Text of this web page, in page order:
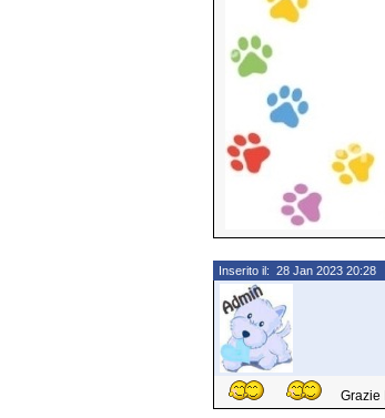
Inserito il: 28 Jan 2023 20:28
Grazie